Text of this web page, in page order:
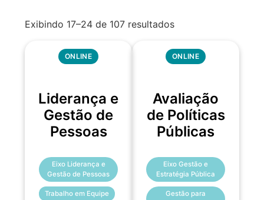
Exibindo 17–24 de 107 resultados
ONLINE
Liderança e
Gestão de
Pessoas
Eixo Liderança e
Gestão de Pessoas
Trabalho em Equipe
ONLINE
Avaliação
de Políticas
Públicas
Eixo Gestão e
Estratégia Pública
Gestão para